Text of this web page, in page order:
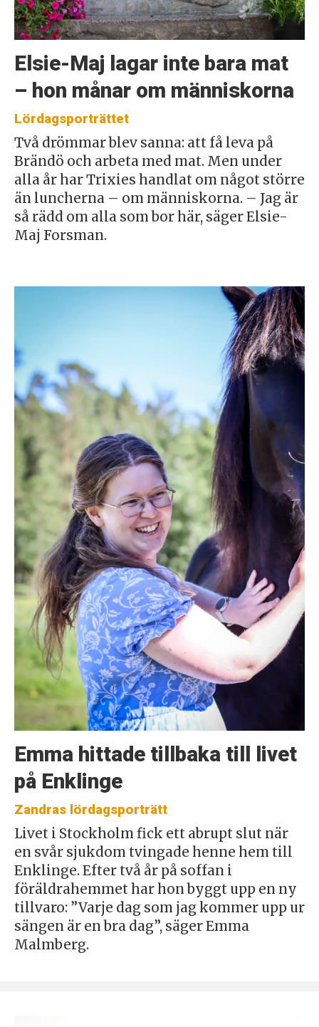
Elsie-Maj lagar inte bara mat
– hon månar om människorna
Lördagsporträttet
Två drömmar blev sanna: att få leva på
Brändö och arbeta med mat. Men under
alla år har Trixies handlat om något större
än luncherna – om människorna. – Jag är
så rädd om alla som bor här, säger Elsie-
Maj Forsman.
Emma hittade tillbaka till livet
på Enklinge
Zandras lördagsporträtt
Livet i Stockholm fick ett abrupt slut när
en svår sjukdom tvingade henne hem till
Enklinge. Efter två år på soffan i
föräldrahemmet har hon byggt upp en ny
tillvaro: ”Varje dag som jag kommer upp ur
sängen är en bra dag”, säger Emma
Malmberg.